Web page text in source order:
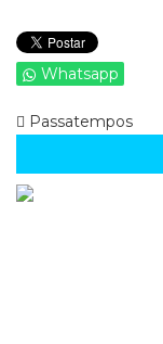
Whatsapp
Passatempos